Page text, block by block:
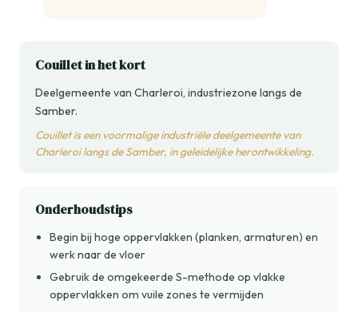
Couillet in het kort
Deelgemeente van Charleroi, industriezone langs de
Samber.
Couillet is een voormalige industriële deelgemeente van
Charleroi langs de Samber, in geleidelijke herontwikkeling.
Onderhoudstips
Begin bij hoge oppervlakken (planken, armaturen) en
werk naar de vloer
Gebruik de omgekeerde S-methode op vlakke
oppervlakken om vuile zones te vermijden